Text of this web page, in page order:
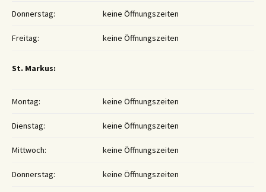
Donnerstag: keine Öffnungszeiten
Freitag: keine Öffnungszeiten
St. Markus:
Montag: keine Öffnungszeiten
Dienstag: keine Öffnungszeiten
Mittwoch: keine Öffnungszeiten
Donnerstag: keine Öffnungszeiten